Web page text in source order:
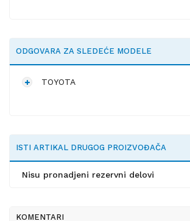
ODGOVARA ZA SLEDEĆE MODELE
TOYOTA
ISTI ARTIKAL DRUGOG PROIZVOĐAČA
Nisu pronadjeni rezervni delovi
KOMENTARI